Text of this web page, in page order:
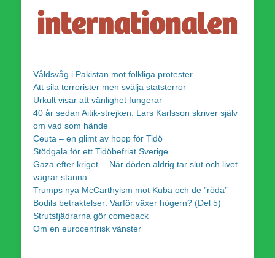
Våldsvåg i Pakistan mot folkliga protester
Att sila terrorister men svälja statsterror
Urkult visar att vänlighet fungerar
40 år sedan Aitik-strejken: Lars Karlsson skriver själv
om vad som hände
Ceuta – en glimt av hopp för Tidö
Stödgala för ett Tidöbefriat Sverige
Gaza efter kriget… När döden aldrig tar slut och livet
vägrar stanna
Trumps nya McCarthyism mot Kuba och de ”röda”
Bodils betraktelser: Varför växer högern? (Del 5)
Strutsfjädrarna gör comeback
Om en eurocentrisk vänster